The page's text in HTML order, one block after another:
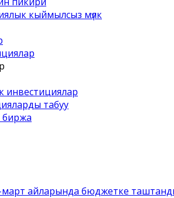
кыймылсыз мүлк
инвестициялар
табуу
биржа
айларында бюджетке